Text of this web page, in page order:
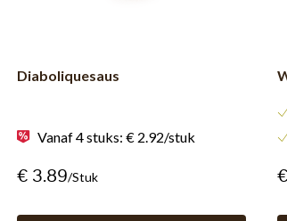
Diaboliquesaus
Vanaf 4 stuks: € 2.92/stuk
€ 3.89/stuk